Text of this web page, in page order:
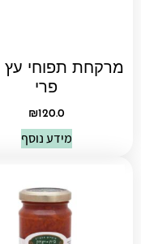
פרי
₪120.0
מידע נוסף